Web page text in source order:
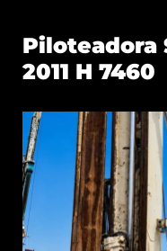
Piloteadora
2011 H 7460